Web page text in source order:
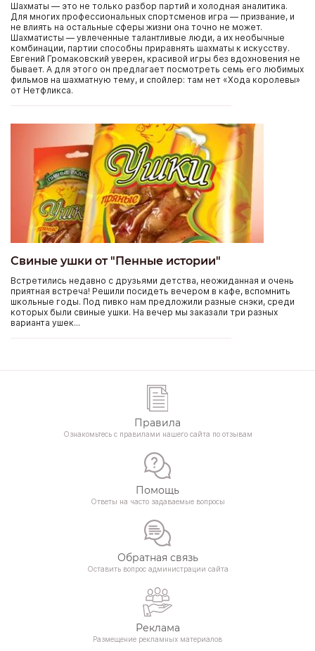
Шахматы — это не только разбор партий и холодная аналитика.
Для многих профессиональных спортсменов игра — призвание, и
не влиять на остальные сферы жизни она точно не может.
Шахматисты — увлеченные талантливые люди, а их необычные
комбинации, партии способны приравнять шахматы к искусству.
Евгений Громаковский уверен, красивой игры без вдохновения не
бывает. А для этого он предлагает посмотреть семь его любимых
фильмов на шахматную тему, и спойлер: там нет «Хода королевы»
от Нетфликса.
Свиные ушки от "Пенные истории"
Встретились недавно с друзьями детства, неожиданная и очень
приятная встреча! Решили посидеть вечером в кафе, вспомнить
школьные годы. Под пивко нам предложили разные снэки, среди
которых были свиные ушки. На вечер мы заказали три разных
варианта ушек...
Правила
Ознакомьтесь с правилами нашего сайта по отзывам
Помощь
Ответы на часто задаваемые вопросы
Обратная связь
Оставить вопрос администрации сайта
Реклама
Размещение рекламных материалов